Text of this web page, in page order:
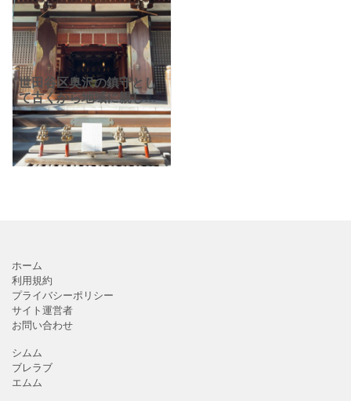
世田谷区奥沢の鎮守とし
て古くから地域に親しま
れる神社「奥澤神社」、
自由が丘駅から徒歩7分、
奥沢駅から徒歩2分にあ
り、大蛇で有名な神社で
ホーム
利用規約
プライバシーポリシー
サイト運営者
お問い合わせ
シムム
ブレラブ
エムム